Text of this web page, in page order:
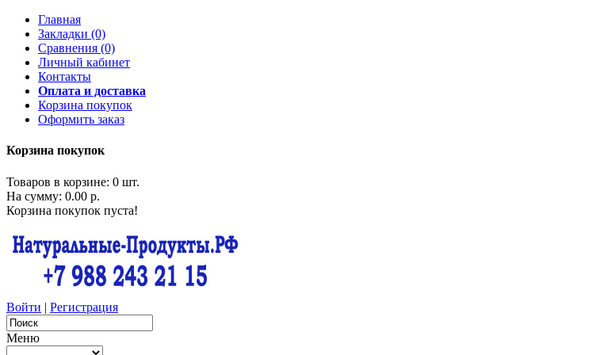
Главная
Закладки (0)
Сравнения (0)
Личный кабинет
Контакты
Оплата и доставка
Корзина покупок
Оформить заказ
Корзина покупок
Товаров в корзине: 0 шт.
На сумму: 0.00 р.
Корзина покупок пуста!
Войти | Регистрация
Меню